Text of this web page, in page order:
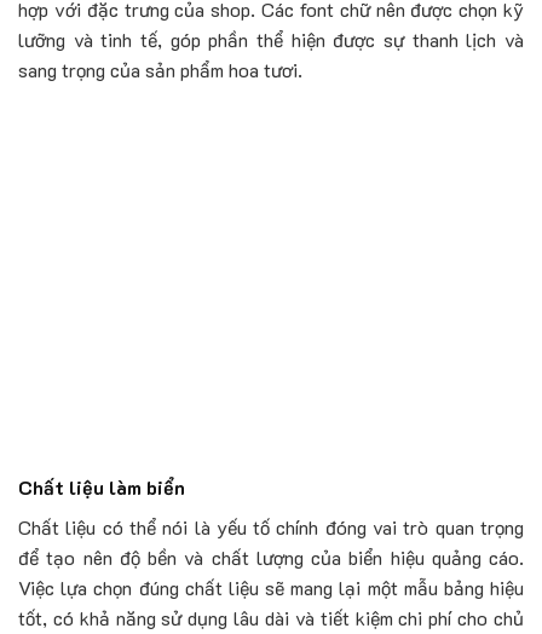
hợp với đặc trưng của shop. Các font chữ nên được chọn kỹ
lưỡng và tinh tế, góp phần thể hiện được sự thanh lịch và
sang trọng của sản phẩm hoa tươi.
Chất liệu làm biển
Chất liệu có thể nói là yếu tố chính đóng vai trò quan trọng
để tạo nên độ bền và chất lượng của biển hiệu quảng cáo.
Việc lựa chọn đúng chất liệu sẽ mang lại một mẫu bảng hiệu
tốt, có khả năng sử dụng lâu dài và tiết kiệm chi phí cho chủ